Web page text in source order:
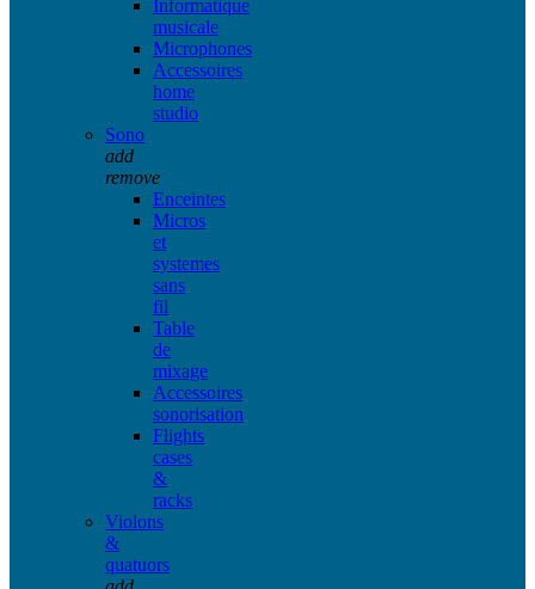
Informatique
musicale
Microphones
Accessoires
home
studio
Sono
add
remove
Enceintes
Micros
et
systemes
sans
fil
Table
de
mixage
Accessoires
sonorisation
Flights
cases
&
racks
Violons
&
quatuors